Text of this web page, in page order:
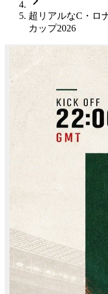
超リアルなC・ロ
カップ2026